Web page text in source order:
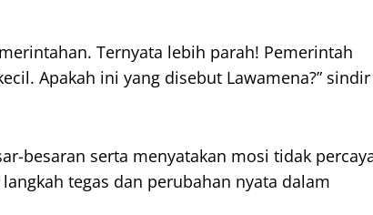
Ternyata lebih parah! Pemerintah
Apakah ini yang disebut Lawamena?” sindir
besaran serta menyatakan mosi tidak
tegas dan perubahan nyata dalam